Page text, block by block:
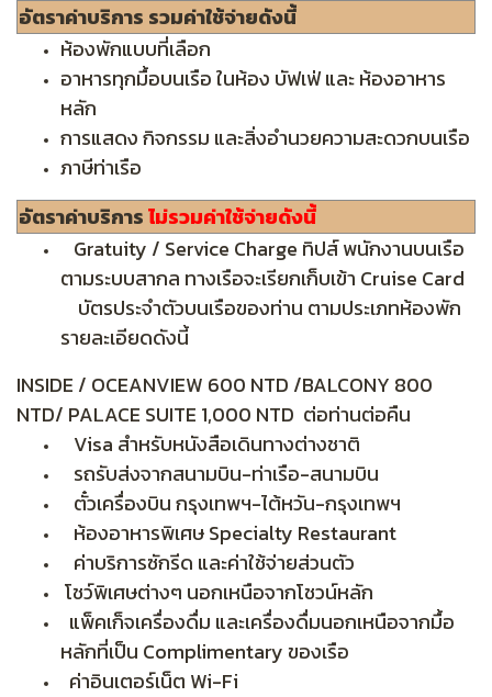
อัตราค่าบริการ รวมค่าใช้จ่ายดังนี้
ห้องพักแบบที่เลือก
อาหารทุกมื้อบนเรือ ในห้อง บัฟเฟ่ และ ห้องอาหาร
หลัก
การแสดง กิจกรรม และสิ่งอำนวยความสะดวกบนเรือ
ภาษีท่าเรือ
อัตราค่าบริการไม่รวมค่าใช้จ่ายดังนี้
Gratuity / Service Charge ทิปส์ พนักงานบนเรือ
ตามระบบสากล ทางเรือจะเรียกเก็บเข้า Cruise Card
บัตรประจำตัวบนเรือของท่าน ตามประเภทห้องพัก
รายละเอียดดังนี้
INSIDE / OCEANVIEW 600 NTD /BALCONY 800
NTD/ PALACE SUITE 1,000 NTD ต่อท่านต่อคืน
Visa สำหรับหนังสือเดินทางต่างชาติ
รถรับส่งจากสนามบิน-ท่าเรือ-สนามบิน
ตั๋วเครื่องบิน กรุงเทพฯ-ไต้หวัน-กรุงเทพฯ
ห้องอาหารพิเศษ Specialty Restaurant
ค่าบริการซักรีด และค่าใช้จ่ายส่วนตัว
โชว์พิเศษต่างๆ นอกเหนือจากโชวน์หลัก
แพ็คเก็จเครื่องดื่ม และเครื่องดื่มนอกเหนือจากมื้อ
หลักที่เป็น Complimentary ของเรือ
ค่าอินเตอร์เน็ต Wi-Fi